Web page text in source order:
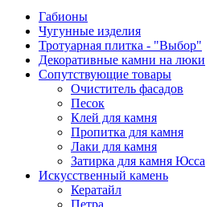
Габионы
Чугунные изделия
Тротуарная плитка - "Выбор"
Декоративные камни на люки
Сопутствующие товары
Очиститель фасадов
Песок
Клей для камня
Пропитка для камня
Лаки для камня
Затирка для камня Юсса
Искусственный камень
Кератайл
Петра